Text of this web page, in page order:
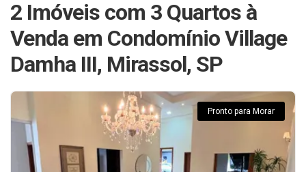
2 Imóveis com 3 Quartos à
Venda em Condomínio Village
Damha III, Mirassol, SP
Pronto para Morar